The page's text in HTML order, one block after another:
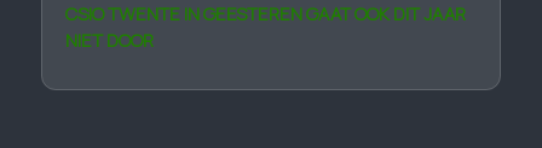
CSIO TWENTE IN GEESTEREN GAAT OOK DIT JAAR
NIET DOOR